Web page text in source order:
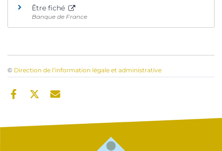
Être fiché
Banque de France
© Direction de l’information légale et administrative